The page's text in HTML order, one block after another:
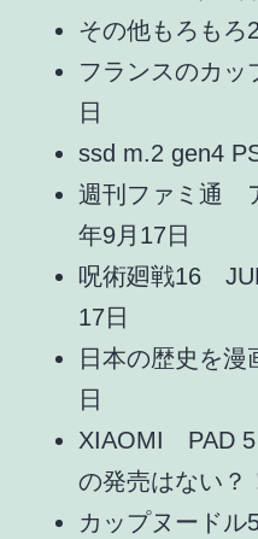
その他もろもろ
フランスのカッ
日
ssd m.2 gen4
週刊ファミ通
年9月17日
呪術廻戦16
17日
日本の歴史を漫
日
XIAOMI PAD
の発売はない？
カップヌードル